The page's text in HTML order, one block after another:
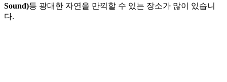
Sound)등 광대한 자연을 만끽할 수 있는 장소가 많이 있습니
다.